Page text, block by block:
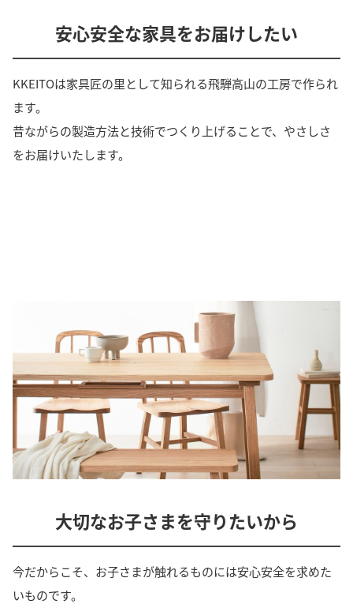
安心安全な家具をお届けしたい
KKEITOは家具匠の里として知られる飛騨高山の工房で作られ
ます。
昔ながらの製造方法と技術でつくり上げることで、やさしさ
をお届けいたします。
大切なお子さまを守りたいから
今だからこそ、お子さまが触れるものには安心安全を求めた
いものです。